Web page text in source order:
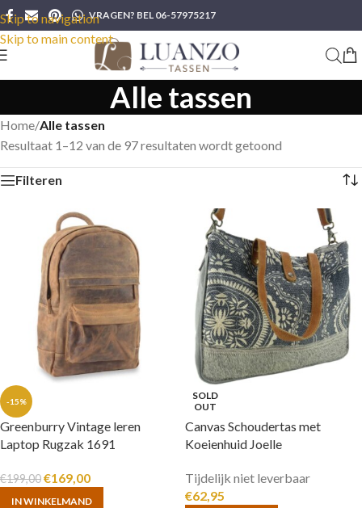
Skip to navigation
Skip to main content
VRAGEN? BEL 06-57975217
Alle tassen
Home/Alle tassen
Resultaat 1–12 van de 97 resultaten wordt getoond
Filteren
-15%
Greenburry Vintage leren
Laptop Rugzak 1691
€199,00€169,00
IN WINKELMAND
SOLD
OUT
Canvas Schoudertas met
Koeienhuid Joelle
Tijdelijk niet leverbaar
€62,95